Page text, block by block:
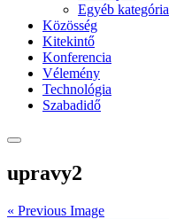
Egyéb kategória
Közösség
Kitekintő
Konferencia
Vélemény
Technológia
Szabadidő
upravy2
« Previous Image